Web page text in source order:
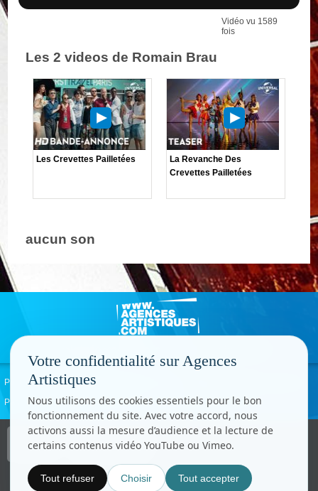
Vidéo vu 1589
fois
Les 2 videos de Romain Brau
Les Crevettes Pailletées
La Revanche Des
Crevettes Pailletées
aucun son
Politique de confidentialité
Paramètres cookies
Copyright © CC.Comunication
Tous droits réservés
Votre confidentialité sur Agences
Artistiques
Nous utilisons des cookies essentiels pour le bon
fonctionnement du site. Avec votre accord, nous
activons aussi la mesure d’audience et la lecture de
certains contenus vidéo YouTube ou Vimeo.
Tout refuser Choisir Tout accepter